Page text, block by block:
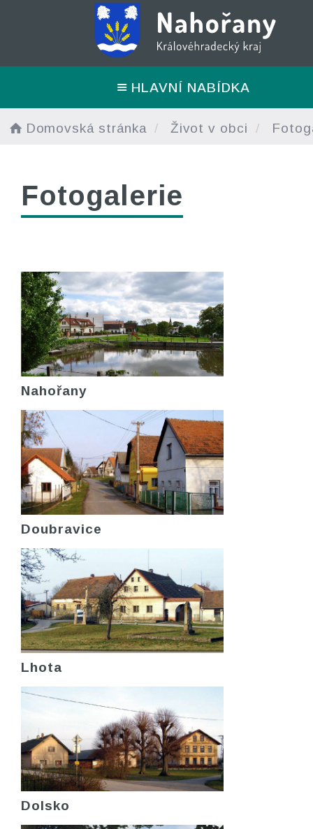
HLAVNÍ NABÍDKA
Domovská stránka Život v obci
Fotogalerie
Nahořany
Doubravice
Lhota
Dolsko